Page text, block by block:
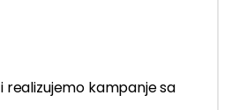
realizujemo kampanje sa